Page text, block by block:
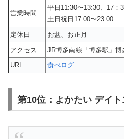
営業時間
平日11:30〜13:30、17：
土日祝日17:00〜23:00
定休日
お盆、お正月
アクセス
JR博多南線「博多駅」博
URL
食べログ
第10位：よかたい デイト